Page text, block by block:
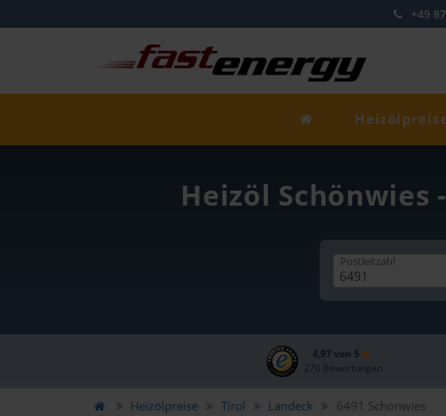
+49
Heizöl
Postleitzahl
4,97 von 5
270 Bewertungen
Heizölpreise Tirol Landeck 6491 Schönwies